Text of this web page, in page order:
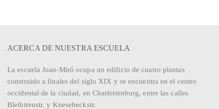
ACERCA DE NUESTRA ESCUELA
La escuela Joan-Miró ocupa un edificio de cuatro plantas
construido a finales del siglo XIX y se encuentra en el centro
occidental de la ciudad, en Charlottenburg, entre las calles
Bleibtreustr. y Knesebeckstr.